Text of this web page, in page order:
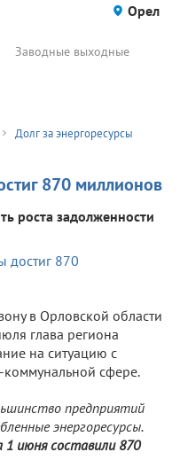
Орел
Заводные выходные
Долг за энергоресурсы
870 миллионов
роста задолженности
в Орловской области
глава региона
на ситуацию с
сфере.
предприятий
энергоресурсы.
1 июня составили 870